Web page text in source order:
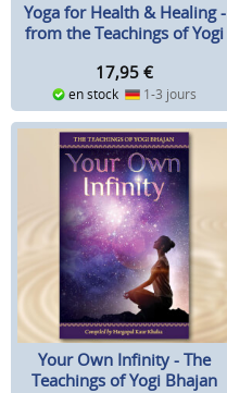
Yoga for Health & Healing -
from the Teachings of Yogi
17,95 €
en stock 1-3 jours
Your Own Infinity - The
Teachings of Yogi Bhajan